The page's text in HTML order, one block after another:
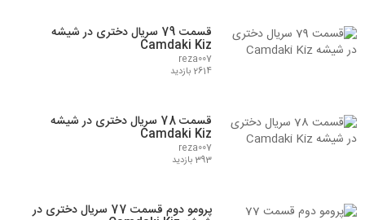
قسمت 79 سریال دختری در شیشه
Camdaki Kiz
reza007
2614 بازدید
قسمت 78 سریال دختری در شیشه
Camdaki Kiz
reza007
393 بازدید
پرومو دوم قسمت 77 سریال دختری در